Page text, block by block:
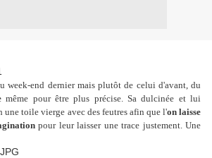
week-end dernier mais plutôt de celui d'avant, du
même pour être plus précise. Sa dulcinée et lui
une toile vierge avec des feutres afin que l'on laisse
pour leur laisser une trace justement. Une